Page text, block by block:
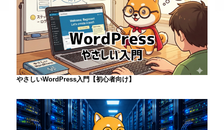
やさしいWordPress入門【初心者向け】